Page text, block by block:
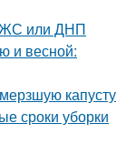
или ДНП
и весной:
капусту
сроки уборки